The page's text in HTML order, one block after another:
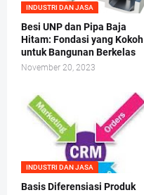
INDUSTRI DAN JASA
Besi UNP dan Pipa Baja
Hitam: Fondasi yang Kokoh
untuk Bangunan Berkelas
November 20, 2023
INDUSTRI DAN JASA
Basis Diferensiasi Produk